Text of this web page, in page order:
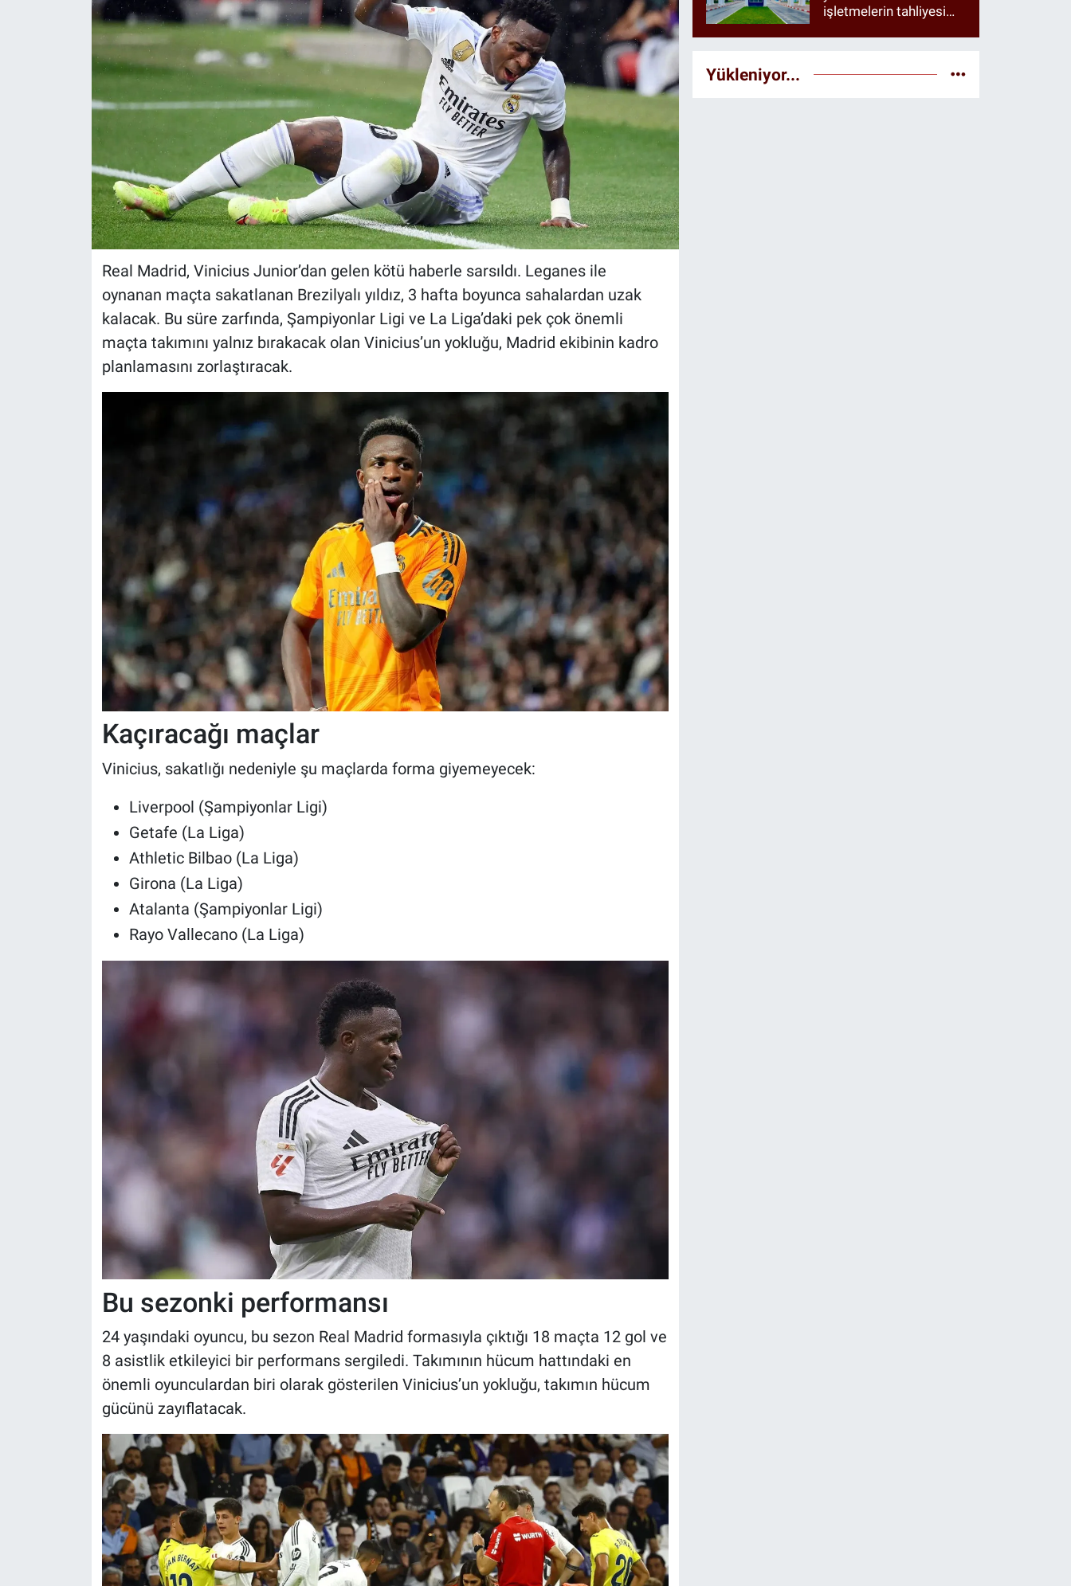
Real Madrid, Vinicius Junior’dan gelen kötü haberle sarsıldı. Leganes ile
oynanan maçta sakatlanan Brezilyalı yıldız, 3 hafta boyunca sahalardan uzak
kalacak. Bu süre zarfında, Şampiyonlar Ligi ve La Liga’daki pek çok önemli
maçta takımını yalnız bırakacak olan Vinicius’un yokluğu, Madrid ekibinin kadro
planlamasını zorlaştıracak.
Kaçıracağı maçlar
Vinicius, sakatlığı nedeniyle şu maçlarda forma giyemeyecek:
Liverpool (Şampiyonlar Ligi)
Getafe (La Liga)
Athletic Bilbao (La Liga)
Girona (La Liga)
Atalanta (Şampiyonlar Ligi)
Rayo Vallecano (La Liga)
Bu sezonki performansı
24 yaşındaki oyuncu, bu sezon Real Madrid formasıyla çıktığı 18 maçta 12 gol ve
8 asistlik etkileyici bir performans sergiledi. Takımının hücum hattındaki en
önemli oyunculardan biri olarak gösterilen Vinicius’un yokluğu, takımın hücum
gücünü zayıflatacak.
işletmelerin tahliyesi
Yükleniyor...